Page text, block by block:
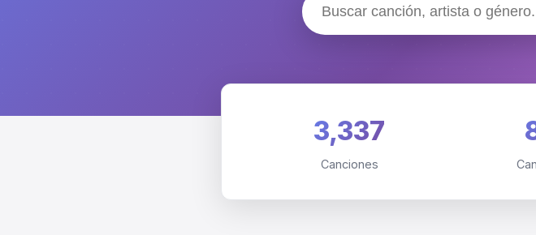
3,337
Canciones